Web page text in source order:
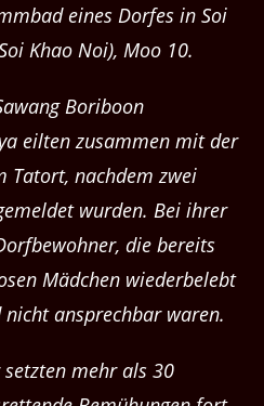
eines Dorfes in Soi
Khao Noi), Moo 10.
Boriboon
eilten zusammen mit der
Tatort, nachdem zwei
wurden. Bei ihrer
die bereits
Mädchen wiederbelebt
ansprechbar waren.
mehr als 30